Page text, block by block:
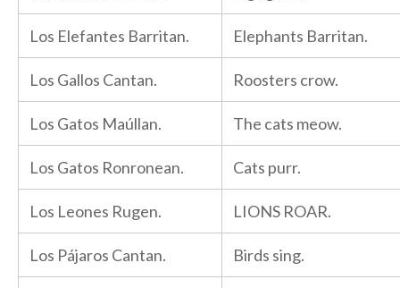
Los Elefantes Barritan. Elephants Barritan.
Los Gallos Cantan. Roosters crow.
Los Gatos Maúllan. The cats meow.
Los Gatos Ronronean. Cats purr.
Los Leones Rugen. LIONS ROAR.
Los Pájaros Cantan. Birds sing.